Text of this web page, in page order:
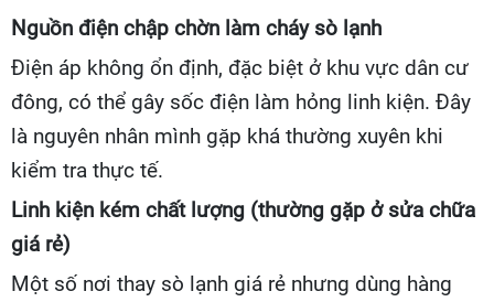
Nguồn điện chập chờn làm cháy sò lạnh
Điện áp không ổn định, đặc biệt ở khu vực dân cư
đông, có thể gây sốc điện làm hỏng linh kiện. Đây
là nguyên nhân mình gặp khá thường xuyên khi
kiểm tra thực tế.
Linh kiện kém chất lượng (thường gặp ở sửa chữa
giá rẻ)
Một số nơi thay sò lạnh giá rẻ nhưng dùng hàng